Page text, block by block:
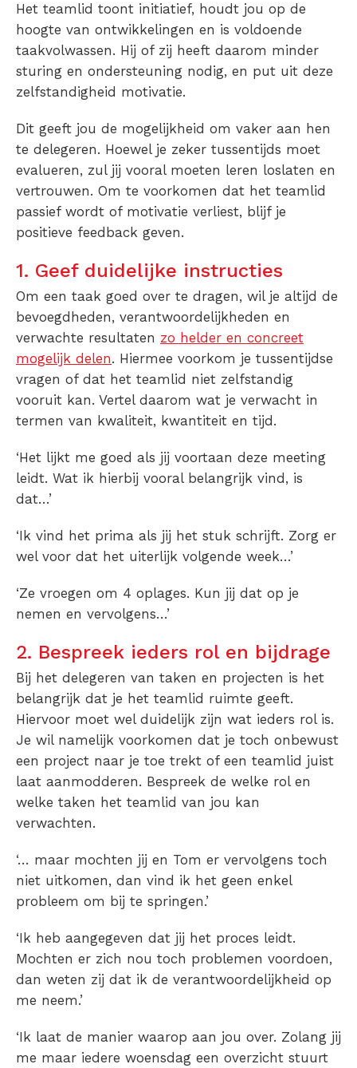
Het teamlid toont initiatief, houdt jou op de
hoogte van ontwikkelingen en is voldoende
taakvolwassen. Hij of zij heeft daarom minder
sturing en ondersteuning nodig, en put uit deze
zelfstandigheid motivatie.
Dit geeft jou de mogelijkheid om vaker aan hen
te delegeren. Hoewel je zeker tussentijds moet
evalueren, zul jij vooral moeten leren loslaten en
vertrouwen. Om te voorkomen dat het teamlid
passief wordt of motivatie verliest, blijf je
positieve feedback geven.
1. Geef duidelijke instructies
Om een taak goed over te dragen, wil je altijd de
bevoegdheden, verantwoordelijkheden en
verwachte resultaten zo helder en concreet
mogelijk delen. Hiermee voorkom je tussentijdse
vragen of dat het teamlid niet zelfstandig
vooruit kan. Vertel daarom wat je verwacht in
termen van kwaliteit, kwantiteit en tijd.
‘Het lijkt me goed als jij voortaan deze meeting
leidt. Wat ik hierbij vooral belangrijk vind, is
dat…’
‘Ik vind het prima als jij het stuk schrijft. Zorg er
wel voor dat het uiterlijk volgende week…’
‘Ze vroegen om 4 oplages. Kun jij dat op je
nemen en vervolgens…’
2. Bespreek ieders rol en bijdrage
Bij het delegeren van taken en projecten is het
belangrijk dat je het teamlid ruimte geeft.
Hiervoor moet wel duidelijk zijn wat ieders rol is.
Je wil namelijk voorkomen dat je toch onbewust
een project naar je toe trekt of een teamlid juist
laat aanmodderen. Bespreek de welke rol en
welke taken het teamlid van jou kan
verwachten.
‘… maar mochten jij en Tom er vervolgens toch
niet uitkomen, dan vind ik het geen enkel
probleem om bij te springen.’
‘Ik heb aangegeven dat jij het proces leidt.
Mochten er zich nou toch problemen voordoen,
dan weten zij dat ik de verantwoordelijkheid op
me neem.’
‘Ik laat de manier waarop aan jou over. Zolang jij
me maar iedere woensdag een overzicht stuurt